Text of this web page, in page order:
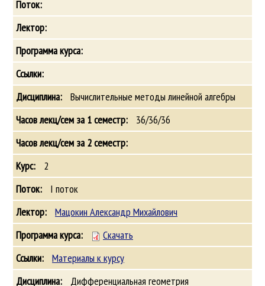
Вычислительные методы линейной алгебры
36/36/36
2
I поток
Мацокин Александр Михайлович
Скачать
Материалы к курсу
Дифференциальная геометрия